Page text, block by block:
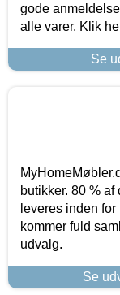
gode
alle varer. Klik
Se
butikker. 80 %
leveres inden
kommer fuld
udvalg.
Se